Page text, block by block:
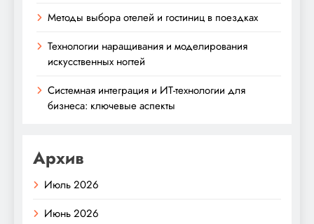
Методы выбора отелей и гостиниц в поездках
Технологии наращивания и моделирования
искусственных ногтей
Системная интеграция и ИТ-технологии для
бизнеса: ключевые аспекты
Архив
Июль 2026
Июнь 2026